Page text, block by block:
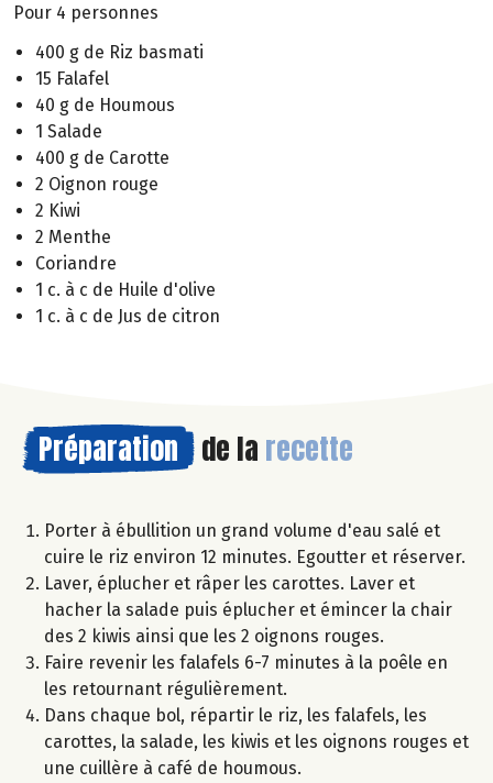
Pour 4 personnes
400 g de Riz basmati
15 Falafel
40 g de Houmous
1 Salade
400 g de Carotte
2 Oignon rouge
2 Kiwi
2 Menthe
Coriandre
1 c. à c de Huile d'olive
1 c. à c de Jus de citron
Préparation de la recette
Porter à ébullition un grand volume d'eau salé et
cuire le riz environ 12 minutes. Egoutter et réserver.
Laver, éplucher et râper les carottes. Laver et
hacher la salade puis éplucher et émincer la chair
des 2 kiwis ainsi que les 2 oignons rouges.
Faire revenir les falafels 6-7 minutes à la poêle en
les retournant régulièrement.
Dans chaque bol, répartir le riz, les falafels, les
carottes, la salade, les kiwis et les oignons rouges et
une cuillère à café de houmous.